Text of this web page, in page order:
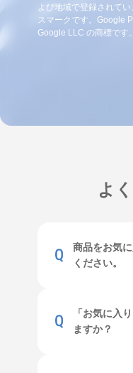
よび地域で登録されて
スマークです。Google
Google LLC の商標です。
よ
商品をお気
ください。
「お気に入
ますか？